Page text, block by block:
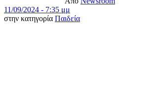
11/09/2024 - 7:35 μμ
στην κατηγορία Παιδεία